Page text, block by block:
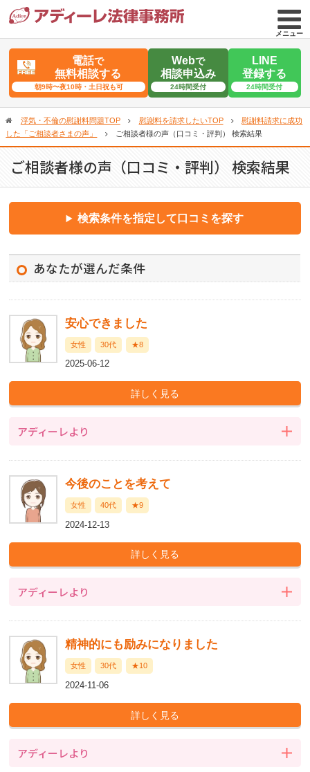
メニュー
電話で
無料相談する
朝9時〜夜10時・土日祝も可
Webで
相談申込み
24時間受付
LINE
登録する
24時間受付
浮気・不倫の慰謝料問題TOP 慰謝料を請求したいTOP
慰謝料請求に成功
した「ご相談者さまの声」
ご相談者様の声（口コミ・評判） 検索結果
ご相談者様の声（口コミ・評判） 検索結果
検索条件を指定して口コミを探す
あなたが選んだ条件
安心できました
女性 30代 ★8
2025-06-12
アディーレより
今後のことを考えて
女性 40代 ★9
2024-12-13
アディーレより
精神的にも励みになりました
女性 30代 ★10
2024-11-06
アディーレより